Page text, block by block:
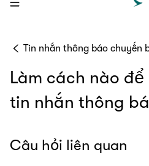
Tin nhắn thông báo chuyến
Làm cách nào
tin nhắn thông
Câu hỏi liên quan